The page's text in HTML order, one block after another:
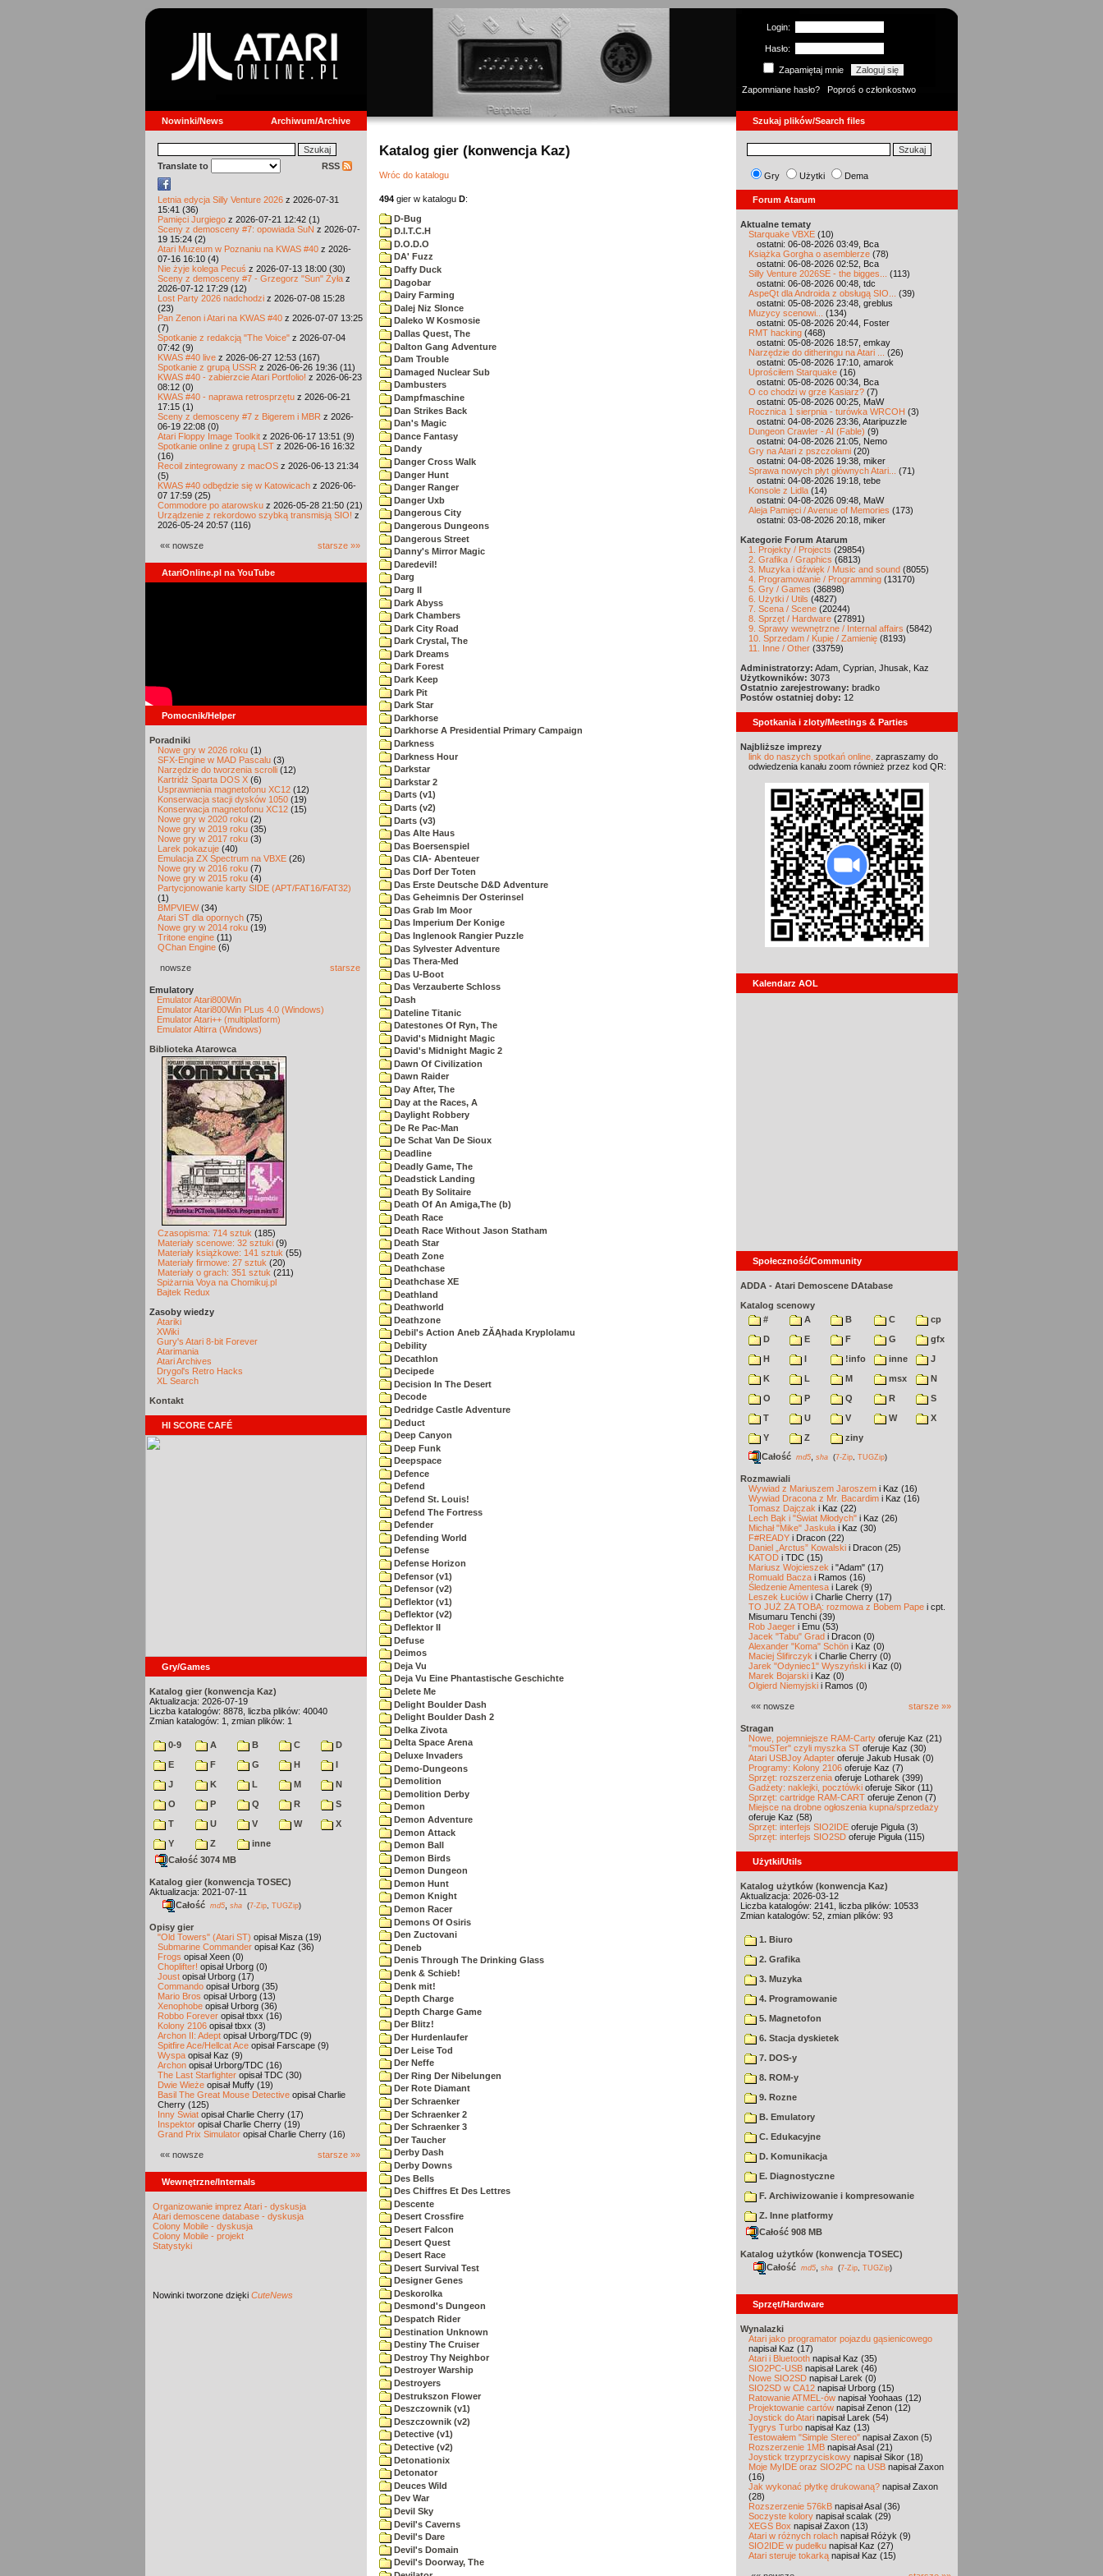
Login:
Hasło:
Zapamiętaj mnie
Zapomniane hasło?
Poproś o członkostwo
Nowinki/News Archiwum/Archive Szukaj plików/Search files
Translate to RSS
Letnia edycja Silly Venture 2026 z 2026-07-31
15:41 (36)
Pamięci Jurgiego z 2026-07-21 12:42 (1)
Sceny z demosceny #7: opowiada SuN z 2026-07-
19 15:24 (2)
Atari Muzeum w Poznaniu na KWAS #40 z 2026-
07-16 16:10 (4)
Nie żyje kolega Pecuś z 2026-07-13 18:00 (30)
Sceny z demosceny #7 - Grzegorz "Sun" Żyła z
2026-07-12 17:29 (12)
Lost Party 2026 nadchodzi z 2026-07-08 15:28
(23)
Pan Zenon i Atari na KWAS #40 z 2026-07-07 13:25
(7)
Spotkanie z redakcją "The Voice" z 2026-07-04
07:42 (9)
KWAS #40 live z 2026-06-27 12:53 (167)
Spotkanie z grupą USSR z 2026-06-26 19:36 (11)
KWAS #40 - zabierzcie Atari Portfolio! z 2026-06-23
08:12 (0)
KWAS #40 - naprawa retrosprzętu z 2026-06-21
17:15 (1)
Sceny z demosceny #7 z Bigerem i MBR z 2026-
06-19 22:08 (0)
Atari Floppy Image Toolkit z 2026-06-17 13:51 (9)
Spotkanie online z grupą LST z 2026-06-16 16:32
(16)
Recoil zintegrowany z macOS z 2026-06-13 21:34
(5)
KWAS #40 odbędzie się w Katowicach z 2026-06-
07 17:59 (25)
Commodore po atarowsku z 2026-05-28 21:50 (21)
Urządzenie z rekordowo szybką transmisją SIO! z
2026-05-24 20:57 (116)
«« nowsze starsze »»
AtariOnline.pl na YouTube
Pomocnik/Helper
Poradniki
Nowe gry w 2026 roku (1)
SFX-Engine w MAD Pascalu (3)
Narzędzie do tworzenia scrolli (12)
Kartridż Sparta DOS X (6)
Usprawnienia magnetofonu XC12 (12)
Konserwacja stacji dysków 1050 (19)
Konserwacja magnetofonu XC12 (15)
Nowe gry w 2020 roku (2)
Nowe gry w 2019 roku (35)
Nowe gry w 2017 roku (3)
Larek pokazuje (40)
Emulacja ZX Spectrum na VBXE (26)
Nowe gry w 2016 roku (7)
Nowe gry w 2015 roku (4)
Partycjonowanie karty SIDE (APT/FAT16/FAT32)
(1)
BMPVIEW(34)
Atari ST dla opornych (75)
Nowe gry w 2014 roku (19)
Tritone engine (11)
QChan Engine (6)
nowsze starsze
Emulatory
Emulator Atari800Win
Emulator Atari800Win PLus 4.0 (Windows)
Emulator Atari++ (multiplatform)
Emulator Altirra (Windows)
Biblioteka Atarowca
Czasopisma: 714 sztuk (185)
Materiały scenowe: 32 sztuki (9)
Materiały książkowe: 141 sztuk (55)
Materiały firmowe: 27 sztuk (20)
Materiały o grach: 351 sztuk (211)
Spiżarnia Voya na Chomikuj.pl
Bajtek Redux
Zasoby wiedzy
Atariki
XWiki
Gury's Atari 8-bit Forever
Atarimania
Atari Archives
Drygol's Retro Hacks
XL Search
Kontakt
HI SCORE CAFÉ
Gry/Games
Katalog gier (konwencja Kaz)
Aktualizacja: 2026-07-19
Liczba katalogów: 8878, liczba plików: 40040
Zmian katalogów: 1, zmian plików: 1
0-9 A B C
D
E
F G H
I
J
K L M
N
O
P Q R
S
T
U V W
X
Y
Z
inne
Całość 3074 MB
Katalog gier (konwencja TOSEC)
Aktualizacja: 2021-07-11
Całość md5 sha (7-Zip TUGZip)
Opisy gier
"Old Towers" (Atari ST) opisał Misza (19)
Submarine Commander opisał Kaz (36)
Frogs opisał Xeen (0)
Choplifter! opisał Urborg (0)
Joust opisał Urborg (17)
Commando opisał Urborg (35)
Mario Bros opisał Urborg (13)
Xenophobe opisał Urborg (36)
Robbo Forever opisał tbxx (16)
Kolony 2106 opisał tbxx (3)
Archon II: Adept opisał Urborg/TDC (9)
Spitfire Ace/Hellcat Ace opisał Farscape (9)
Wyspa opisał Kaz (9)
Archon opisał Urborg/TDC (16)
The Last Starfighter opisał TDC (30)
Dwie Wieże opisał Muffy (19)
Basil The Great Mouse Detective opisał Charlie
Cherry (125)
Inny Świat opisał Charlie Cherry (17)
Inspektor opisał Charlie Cherry (19)
Grand Prix Simulator opisał Charlie Cherry (16)
«« nowsze starsze »»
Wewnętrzne/Internals
Organizowanie imprez Atari - dyskusja
Atari demoscene database - dyskusja
Colony Mobile - dyskusja
Colony Mobile - projekt
Statystyki
Nowinki tworzone dzięki CuteNews
Katalog gier (konwencja Kaz)
Wróc do katalogu
494 gier w katalogu D:
D-Bug
D.I.T.C.H
D.O.D.O
DA' Fuzz
Daffy Duck
Dagobar
Dairy Farming
Dalej Niz Slonce
Daleko W Kosmosie
Dallas Quest, The
Dalton Gang Adventure
Dam Trouble
Damaged Nuclear Sub
Dambusters
Dampfmaschine
Dan Strikes Back
Dan's Magic
Dance Fantasy
Dandy
Danger Cross Walk
Danger Hunt
Danger Ranger
Danger Uxb
Dangerous City
Dangerous Dungeons
Dangerous Street
Danny's Mirror Magic
Daredevil!
Darg
Darg II
Dark Abyss
Dark Chambers
Dark City Road
Dark Crystal, The
Dark Dreams
Dark Forest
Dark Keep
Dark Pit
Dark Star
Darkhorse
Darkhorse A Presidential Primary Campaign
Darkness
Darkness Hour
Darkstar
Darkstar 2
Darts (v1)
Darts (v2)
Darts (v3)
Das Alte Haus
Das Boersenspiel
Das CIA- Abenteuer
Das Dorf Der Toten
Das Erste Deutsche D&D Adventure
Das Geheimnis Der Osterinsel
Das Grab Im Moor
Das Imperium Der Konige
Das Inglenook Rangier Puzzle
Das Sylvester Adventure
Das Thera-Med
Das U-Boot
Das Verzauberte Schloss
Dash
Dateline Titanic
Datestones Of Ryn, The
David's Midnight Magic
David's Midnight Magic 2
Dawn Of Civilization
Dawn Raider
Day After, The
Day at the Races, A
Daylight Robbery
De Re Pac-Man
De Schat Van De Sioux
Deadline
Deadly Game, The
Deadstick Landing
Death By Solitaire
Death Of An Amiga,The (b)
Death Race
Death Race Without Jason Statham
Death Star
Death Zone
Deathchase
Deathchase XE
Deathland
Deathworld
Deathzone
Debil's Action Aneb ZĂĄhada Kryplolamu
Debility
Decathlon
Decipede
Decision In The Desert
Decode
Dedridge Castle Adventure
Deduct
Deep Canyon
Deep Funk
Deepspace
Defence
Defend
Defend St. Louis!
Defend The Fortress
Defender
Defending World
Defense
Defense Horizon
Defensor (v1)
Defensor (v2)
Deflektor (v1)
Deflektor (v2)
Deflektor II
Defuse
Deimos
Deja Vu
Deja Vu Eine Phantastische Geschichte
Delete Me
Delight Boulder Dash
Delight Boulder Dash 2
Delka Zivota
Delta Space Arena
Deluxe Invaders
Demo-Dungeons
Demolition
Demolition Derby
Demon
Demon Adventure
Demon Attack
Demon Ball
Demon Birds
Demon Dungeon
Demon Hunt
Demon Knight
Demon Racer
Demons Of Osiris
Den Zuctovani
Deneb
Denis Through The Drinking Glass
Denk & Schieb!
Denk mit!
Depth Charge
Depth Charge Game
Der Blitz!
Der Hurdenlaufer
Der Leise Tod
Der Neffe
Der Ring Der Nibelungen
Der Rote Diamant
Der Schraenker
Der Schraenker 2
Der Schraenker 3
Der Taucher
Derby Dash
Derby Downs
Des Bells
Des Chiffres Et Des Lettres
Descente
Desert Crossfire
Desert Falcon
Desert Quest
Desert Race
Desert Survival Test
Designer Genes
Deskorolka
Desmond's Dungeon
Despatch Rider
Destination Unknown
Destiny The Cruiser
Destroy Thy Neighbor
Destroyer Warship
Destroyers
Destrukszon Flower
Deszczownik (v1)
Deszczownik (v2)
Detective (v1)
Detective (v2)
Detonationix
Detonator
Deuces Wild
Dev War
Devil Sky
Devil's Caverns
Devil's Dare
Devil's Domain
Devil's Doorway, The
Gry Użytki Dema
Forum Atarum
Aktualne tematy
Starquake VBXE (10)
ostatni: 06-08-2026 03:49, Bca
Książka Gorgha o asemblerze (78)
ostatni: 06-08-2026 02:52, Bca
Silly Venture 2026SE - the bigges...
(113)
ostatni: 06-08-2026 00:48, tdc
AspeQt dla Androida z obsługą SIO...
(39)
ostatni: 05-08-2026 23:48, greblus
Muzycy scenowi...
(134)
ostatni: 05-08-2026 20:44, Foster
RMT hacking (468)
ostatni: 05-08-2026 18:57, emkay
Narzędzie do ditheringu na Atari ...
(26)
ostatni: 05-08-2026 17:10, amarok
Uprościłem Starquake (16)
ostatni: 05-08-2026 00:34, Bca
O co chodzi w grze Kasiarz? (7)
ostatni: 05-08-2026 00:25, MaW
Rocznica 1 sierpnia - turówka WRCOH (3)
ostatni: 04-08-2026 23:36, Ataripuzzle
Dungeon Crawler - AI (Fable) (9)
ostatni: 04-08-2026 21:05, Nemo
Gry na Atari z pszczołami (20)
ostatni: 04-08-2026 19:38, miker
Sprawa nowych płyt głównych Atari...
(71)
ostatni: 04-08-2026 19:18, tebe
Konsole z Lidla (14)
ostatni: 04-08-2026 09:48, MaW
Aleja Pamięci / Avenue of Memories (173)
ostatni: 03-08-2026 20:18, miker
Kategorie Forum Atarum
1. Projekty / Projects (29854)
2. Grafika / Graphics (6813)
3. Muzyka i dźwięk / Music and sound (8055)
4. Programowanie / Programming (13170)
5. Gry / Games (36898)
6. Użytki / Utils (4827)
7. Scena / Scene (20244)
8. Sprzęt / Hardware (27891)
9. Sprawy wewnętrzne / Internal affairs (5842)
10. Sprzedam / Kupię / Zamienię (8193)
11. Inne / Other (33759)
Administratorzy: Adam, Cyprian, Jhusak, Kaz
Użytkowników: 3073
Ostatnio zarejestrowany: bradko
Postów ostatniej doby: 12
Spotkania i zloty/Meetings & Parties
Najbliższe imprezy
link do naszych spotkań online, zapraszamy do
odwiedzenia kanału zoom również przez kod QR:
Kalendarz AOL
Społeczność/Community
ADDA - Atari Demoscene DAtabase
Katalog scenowy
#
A B C
cp
D
E F G
gfx
H
I !info inne
J
K
L M msx
N
O
P Q R
S
T
U V W
X
Y
Z
ziny
Całość md5 sha (7-Zip TUGZip)
Rozmawiali
Wywiad z Mariuszem Jaroszem i Kaz (16)
Wywiad Dracona z Mr. Bacardim i Kaz (16)
Tomasz Dajczak i Kaz (22)
Lech Bąk i "Świat Młodych" i Kaz (26)
Michał "Mike" Jaskuła i Kaz (30)
F#READY i Dracon (22)
Daniel „Arctus” Kowalski i Dracon (25)
KATOD i TDC (15)
Mariusz Wojcieszek i "Adam" (17)
Romuald Bacza i Ramos (16)
Śledzenie Amentesa i Larek (9)
Leszek Łuciów i Charlie Cherry (17)
TO JUŻ ZA TOBĄ: rozmowa z Bobem Pape i cpt.
Misumaru Tenchi (39)
Rob Jaeger i Emu (53)
Jacek "Tabu" Grad i Dracon (0)
Alexander "Koma" Schön i Kaz (0)
Maciej Ślifirczyk i Charlie Cherry (0)
Jarek "Odyniec1" Wyszyński i Kaz (0)
Marek Bojarski i Kaz (0)
Olgierd Niemyjski i Ramos (0)
«« nowsze starsze »»
Stragan
Nowe, pojemniejsze RAM-Carty oferuje Kaz (21)
"mouSTer" czyli myszka ST oferuje Kaz (30)
Atari USBJoy Adapter oferuje Jakub Husak (0)
Programy: Kolony 2106 oferuje Kaz (7)
Sprzęt: rozszerzenia oferuje Lotharek (399)
Gadżety: naklejki, pocztówki oferuje Sikor (11)
Sprzęt: cartridge RAM-CART oferuje Zenon (7)
Miejsce na drobne ogłoszenia kupna/sprzedaży
oferuje Kaz (58)
Sprzęt: interfejs SIO2IDE oferuje Piguła (3)
Sprzęt: interfejs SIO2SD oferuje Piguła (115)
Użytki/Utils
Katalog użytków (konwencja Kaz)
Aktualizacja: 2026-03-12
Liczba katalogów: 2141, liczba plików: 10533
Zmian katalogów: 52, zmian plików: 93
1. Biuro
2. Grafika
3. Muzyka
4. Programowanie
5. Magnetofon
6. Stacja dyskietek
7. DOS-y
8. ROM-y
9. Rozne
B. Emulatory
C. Edukacyjne
D. Komunikacja
E. Diagnostyczne
F. Archiwizowanie i kompresowanie
Z. Inne platformy
Całość 908 MB
Katalog użytków (konwencja TOSEC)
Całość md5 sha (7-Zip TUGZip)
Sprzęt/Hardware
Wynalazki
Atari jako programator pojazdu gąsienicowego
napisał Kaz (17)
Atari i Bluetooth napisał Kaz (35)
SIO2PC-USB napisał Larek (46)
Nowe SIO2SD napisał Larek (0)
SIO2SD w CA12 napisał Urborg (15)
Ratowanie ATMEL-ów napisał Yoohaas (12)
Projektowanie cartów napisał Zenon (12)
Joystick do Atari napisał Larek (54)
Tygrys Turbo napisał Kaz (13)
Testowałem "Simple Stereo" napisał Zaxon (5)
Rozszerzenie 1MB napisał Asal (21)
Joystick trzyprzyciskowy napisał Sikor (18)
Moje MyIDE oraz SIO2PC na USB napisał Zaxon
(16)
Jak wykonać płytkę drukowaną? napisał Zaxon
(28)
Rozszerzenie 576kB napisał Asal (36)
Soczyste kolory napisał scalak (29)
XEGS Box napisał Zaxon (13)
Atari w różnych rolach napisał Różyk (9)
SIO2IDE w pudełku napisał Kaz (27)
Atari steruje tokarką napisał Kaz (15)